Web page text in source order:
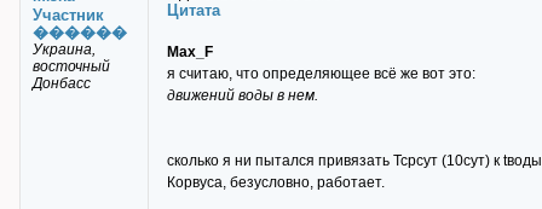
Участник
������
Украина,
восточный
Донбасс
Цитата
Max_F
я считаю, что определяющее всё же вот это:
движений воды в нем.
сколько я ни пытался привязать Тсрсут (10сут) к
Корвуса, безусловно, работает.